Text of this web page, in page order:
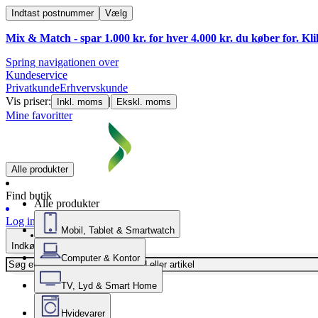
Indtast postnummer Vælg
Mix & Match - spar 1.000 kr. for hver 4.000 kr. du køber for.
Spring navigationen over
Kundeservice
PrivatkundeErhvervskunde
Vis priser:
Inkl. moms | Ekskl. moms
Mine favoritter
Alle produkter
Find butik
Log ind
Indkøbskurv
Alle produkter
Mobil, Tablet & Smartwatch
Computer & Kontor
TV, Lyd & Smart Home
Hvidevarer